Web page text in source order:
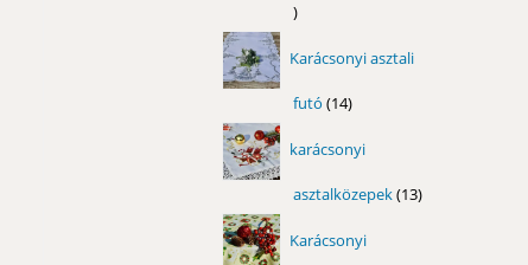
10
Karácsonyi asztali
futó 1414
karácsonyi
asztalközepek 1313
Karácsonyi